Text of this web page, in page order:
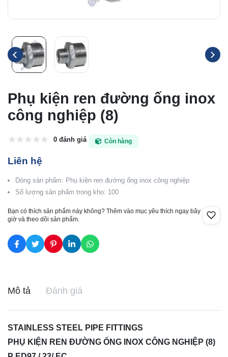
Phụ kiện ren đường ống inox
công nghiệp (8)
0 đánh giá Còn hàng
Liên hệ
Dòng sản phẩm: Phụ kiện ren đường ống inox công nghiệp
Số lượng sản phẩm trong kho: 100
Bạn có thích sản phẩm này không? Thêm vào mục yêu thích ngay bây
giờ và theo dõi sản phẩm.
Mô tả Đánh giá
STAINLESS STEEL PIPE FITTINGS
PHỤ KIỆN REN ĐƯỜNG ỐNG INOX CÔNG NGHIỆP (8)